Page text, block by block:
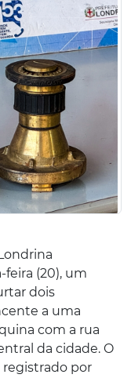
(20), um
dois
a uma
com a rua
da cidade. O
registrado por